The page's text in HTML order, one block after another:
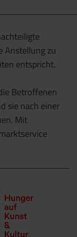
Anstellung zu
entspricht.
Betroffenen
sie nach einer
Mit